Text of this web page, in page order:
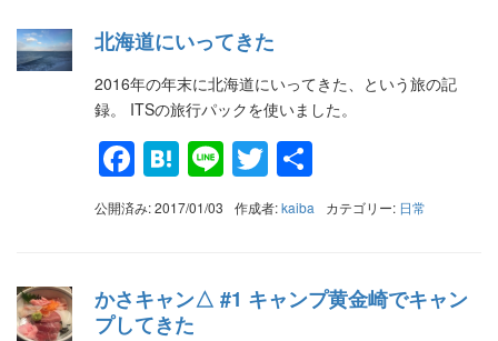
北海道にいってきた
2016年の年末に北海道にいってきた、という旅の記
録。 ITSの旅行パックを使いました。
Facebook
Hatena
LineTwitter
有
公開済み: 2017/01/03 作成者:kaiba カテゴリー: 日常
かさキャン△ #1 キャンプ黄金崎でキャン
プしてきた